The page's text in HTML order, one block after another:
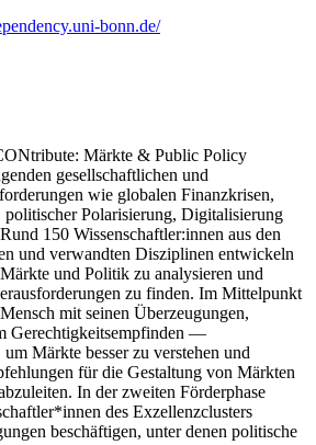
bonn.de/
Märkte & Public Policy
gesellschaftlichen und
wie globalen Finanzkrisen,
politischer Polarisierung, Digitalisierung
150 Wissenschaftler:innen aus den
und verwandten Disziplinen entwickeln
und Politik zu analysieren und
zu finden. Im Mittelpunkt
mit seinen Überzeugungen,
Gerechtigkeitsempfinden —
Märkte besser zu verstehen und
für die Gestaltung von Märkten
In der zweiten Förderphase
des Exzellenzclusters
beschäftigen, unter denen politische